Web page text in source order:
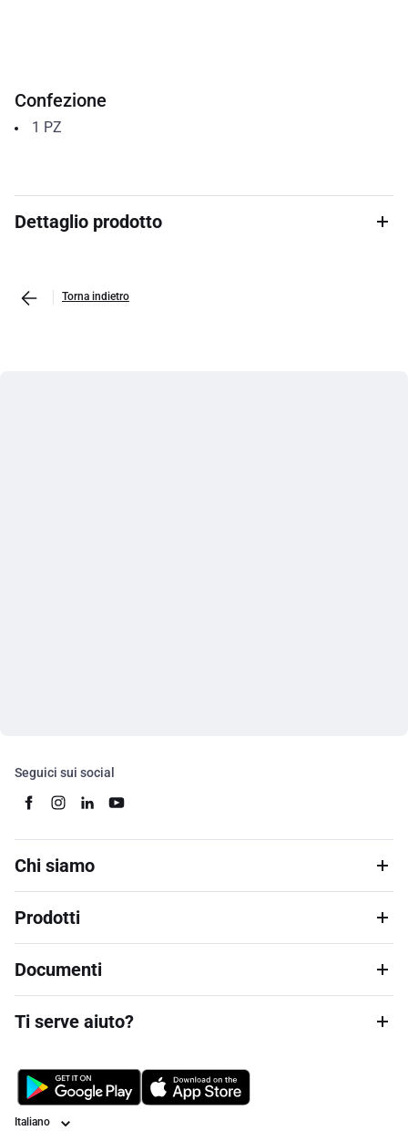
Confezione
1 PZ
Dettaglio prodotto
Torna indietro
Seguici sui social
Chi siamo
Prodotti
Documenti
Ti serve aiuto?
Lingua